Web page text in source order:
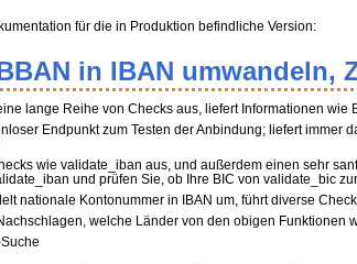
für die in Produktion befindliche Version:
in IBAN umwandeln,
lange Reihe von Checks aus, liefert Informationen wie
Endpunkt zum Testen der Anbindung; liefert immer
wie validate_iban aus, und außerdem einen sehr
und prüfen Sie, ob Ihre BIC von validate_bic
nationale Kontonummer in IBAN um, führt diverse
welche Länder von den obigen Funktionen